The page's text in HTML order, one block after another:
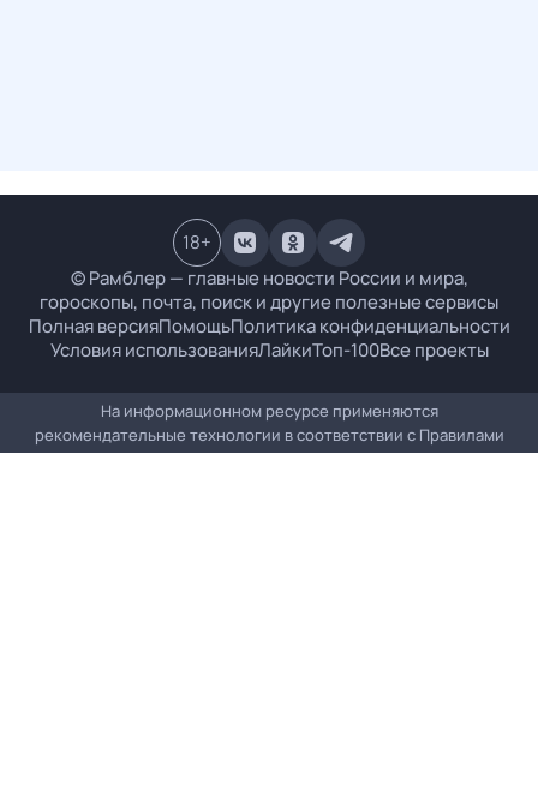
© Рамблер — главные новости России и мира,
гороскопы, почта, поиск и другие полезные сервисы
Полная версияПомощьПолитика конфиденциальности
Условия использованияЛайкиТоп-100Все проекты
18+
На информационном ресурсе применяются
рекомендательные технологии в соответствии с Правилами